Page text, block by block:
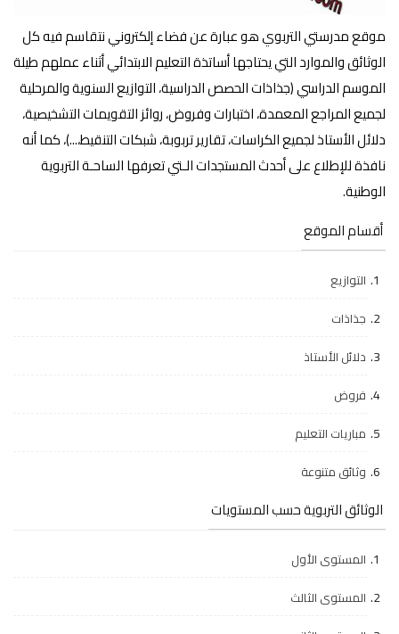
موقع مدرستي التربوي هو عبارة عن فضاء إلكتروني نتقاسم فيه كل
الوثائق والموارد التي يحتاجها أساتذة التعليم الابتدائي أثناء عملهم طيلة
الموسم الدراسي (جذاذات الحصص الدراسية، التوازيع السنوية والمرحلية
لجميع المراجع المعمدة، اختبارات وفروض، روائز التقويمات التشخيصية،
دلائل الأستاذ لجميع الكراسات، تقارير تربوبة، شبكات التنقيط،...)، كما أنه
نافذة للإطلاع على أحدث المستجدات الـتي تعرفها الساحـة التربوية
الوطنية.
أقسام الموقع
التوازيع
جذاذات
دلائل الأستاذ
فروض
مباريات التعليم
وثائق متنوعة
الوثائق التربوية حسب المستويات
المستوى الأول
المستوى الثالث